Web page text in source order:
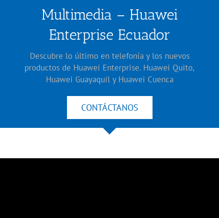
Multimedia – Huawei
Enterprise Ecuador
Descubre lo último en telefonía y los nuevos
productos de Huawei Enterprise. Huawei Quito,
Huawei Guayaquil y Huawei Cuenca
CONTÁCTANOS